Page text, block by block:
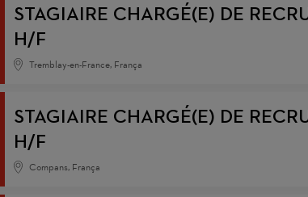
STAGIAIRE CHARGÉ(E) DE
H/F
Tremblay-en-France, França
STAGIAIRE CHARGÉ(E) DE
H/F
Compans, França